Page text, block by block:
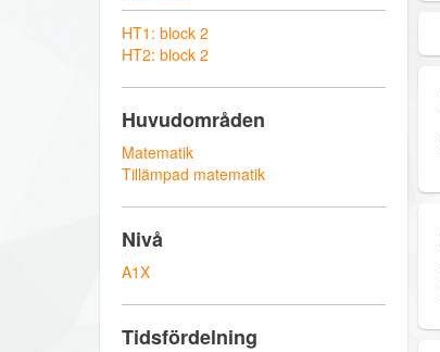
HT1: block 2
HT2: block 2
Huvudområden
Matematik
Tillämpad matematik
Nivå
A1X
Tidsfördelning